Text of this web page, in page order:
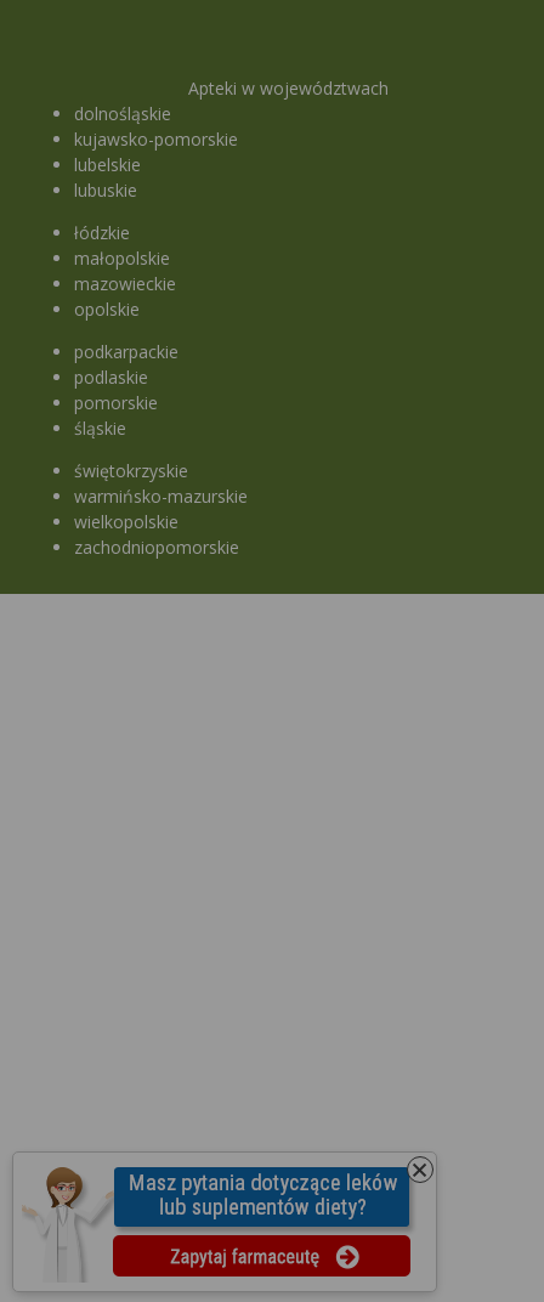
Apteki w województwach
dolnośląskie
kujawsko-pomorskie
lubelskie
lubuskie
łódzkie
małopolskie
mazowieckie
opolskie
podkarpackie
podlaskie
pomorskie
śląskie
świętokrzyskie
warmińsko-mazurskie
wielkopolskie
zachodniopomorskie